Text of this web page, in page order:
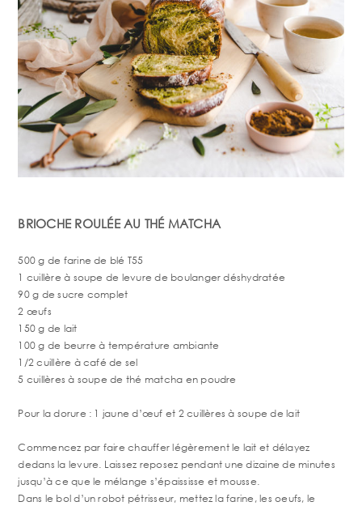
BRIOCHE ROULÉE AU THÉ MATCHA
500 g de farine de blé T55
1 cuillère à soupe de levure de boulanger déshydratée
90 g de sucre complet
2 œufs
150 g de lait
100 g de beurre à température ambiante
1/2 cuillère à café de sel
5 cuillères à soupe de thé matcha en poudre
Pour la dorure : 1 jaune d’œuf et 2 cuillères à soupe de lait
Commencez par faire chauffer légèrement le lait et délayez
dedans la levure. Laissez reposez pendant une dizaine de minutes
jusqu’à ce que le mélange s’épaississe et mousse.
Dans le bol d’un robot pétrisseur, mettez la farine, les oeufs, le